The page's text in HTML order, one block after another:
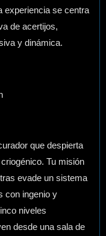
experiencia se centra
de acertijos,
y dinámica.
que despierta
Tu misión
evade un sistema
con ingenio y
niveles
desde una sala de